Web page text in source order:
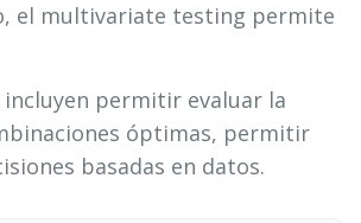
el multivariate testing permite
permitir evaluar la
óptimas, permitir
basadas en datos.